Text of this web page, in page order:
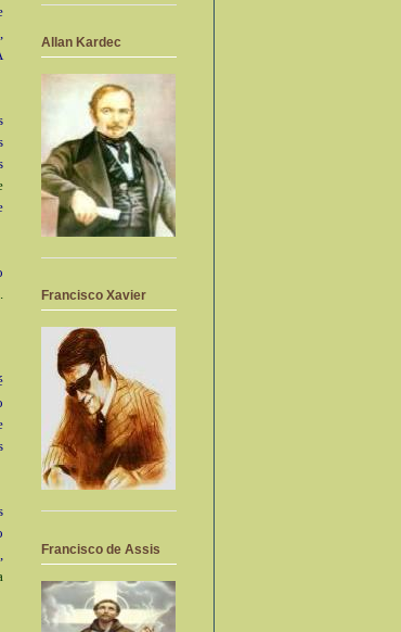
Allan Kardec
Francisco Xavier
Francisco de Assis